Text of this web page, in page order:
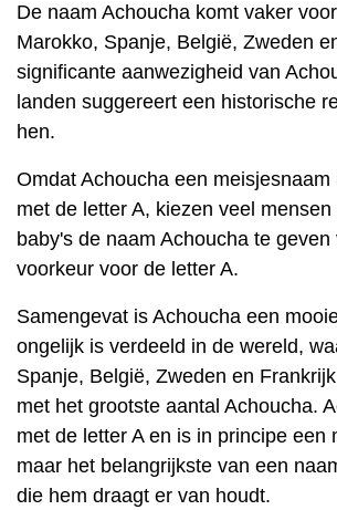
De naam Achoucha komt vaker
Marokko, Spanje, België, Zweden
significante aanwezigheid van
landen suggereert een historische
hen.
Omdat Achoucha een meisjesnaam
met de letter A, kiezen veel
baby's de naam Achoucha te
voorkeur voor de letter A.
Samengevat is Achoucha een
ongelijk is verdeeld in de wereld,
Spanje, België, Zweden en
met het grootste aantal Achoucha.
met de letter A en is in principe een
maar het belangrijkste van een
die hem draagt er van houdt.